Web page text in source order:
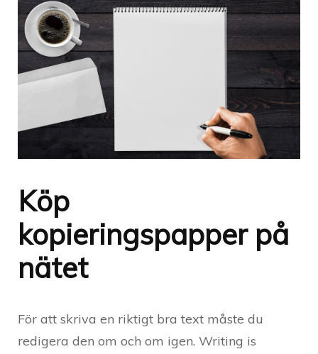
Köp
kopieringspapper på
nätet
För att skriva en riktigt bra text måste du
redigera den om och om igen. Writing is